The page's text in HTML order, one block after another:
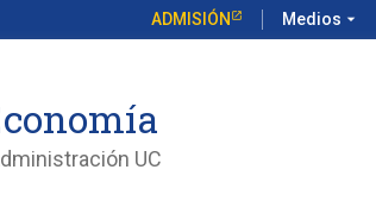
ADMISIÓN Medios arrow_drop_down
UC